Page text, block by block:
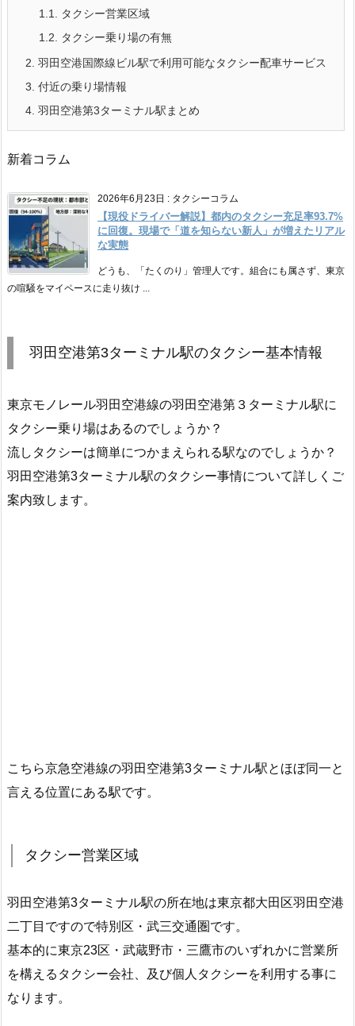
1.1.
タクシー営業区域
1.2.
タクシー乗り場の有無
2. 羽田空港国際線ビル駅で利用可能なタクシー配車サービス
3. 付近の乗り場情報
4. 羽田空港第3ターミナル駅まとめ
新着コラム
2026年6月23日 : タクシーコラム
【現役ドライバー解説】都内のタクシー充足率93.7%
に回復。現場で「道を知らない新人」が増えたリアル
な実態
どうも、「たくのり」管理人です。組合にも属さず、東京
の喧騒をマイペースに走り抜け ...
羽田空港第3ターミナル駅のタクシー基本情報
東京モノレール羽田空港線の羽田空港第３ターミナル駅に
タクシー乗り場はあるのでしょうか？
流しタクシーは簡単につかまえられる駅なのでしょうか？
羽田空港第3ターミナル駅のタクシー事情について詳しくご
案内致します。
こちら京急空港線の羽田空港第3ターミナル駅とほぼ同一と
言える位置にある駅です。
タクシー営業区域
羽田空港第3ターミナル駅の所在地は東京都大田区羽田空港
二丁目ですので特別区・武三交通圏です。
基本的に東京23区・武蔵野市・三鷹市のいずれかに営業所
を構えるタクシー会社、及び個人タクシーを利用する事に
なります。